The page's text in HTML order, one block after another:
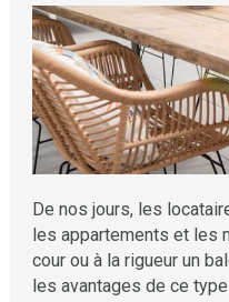
De nos jours, les
les appartements et les
cour ou à la rigueur un
les avantages de ce